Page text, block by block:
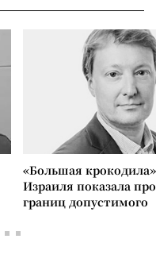
«Большая
Израиля показала
границ допустимого